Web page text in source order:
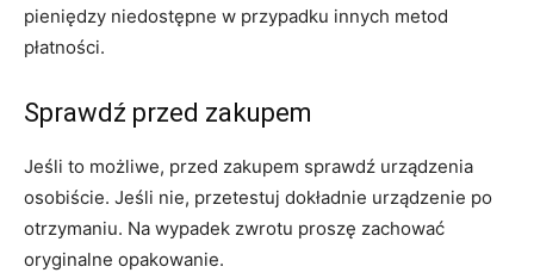
pieniędzy niedostępne w przypadku innych metod
płatności.
Sprawdź przed zakupem
Jeśli to możliwe, przed zakupem sprawdź urządzenia
osobiście. Jeśli nie, przetestuj dokładnie urządzenie po
otrzymaniu. Na wypadek zwrotu proszę zachować
oryginalne opakowanie.